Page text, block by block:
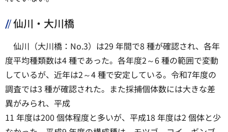
仙川・大川橋
仙川（大川橋：No.3）は29 年間で8 種が確認され、各年
度平均種類数は4 種であった。各年度2～6 種の範囲で変動
しているが、近年は2～4 種で安定している。令和7年度の
調査では3 種が確認された。また採捕個体数には大きな差
異がみられ、平成
11 年度は200 個体程度と多いが、平成18 年度は2 個体と少